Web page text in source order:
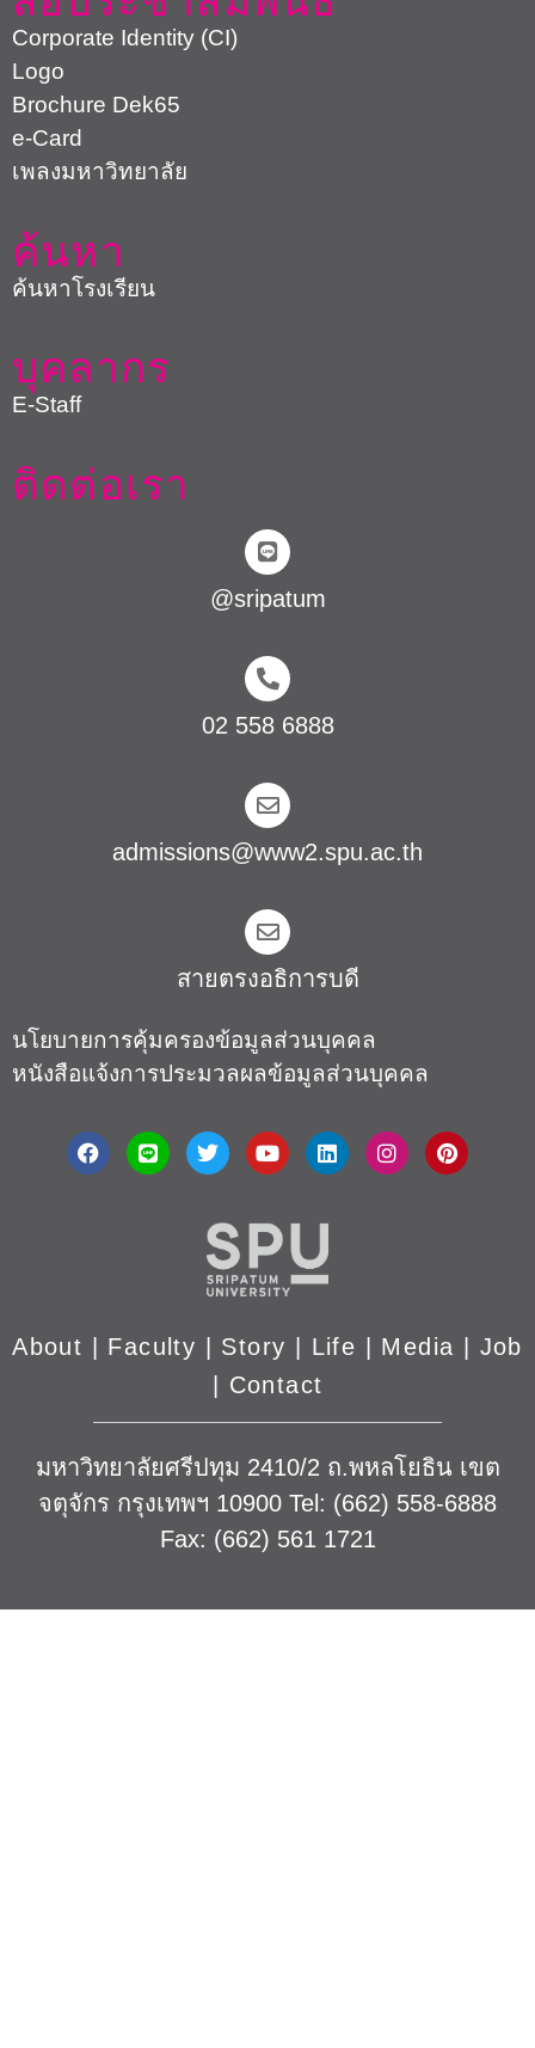
Corporate Identity (CI)
Logo
Brochure Dek65
e-Card
เพลงมหาวิทยาลัย
ค้นหา
ค้นหาโรงเรียน
บุคลากร
E-Staff
ติดต่อเรา
@sripatum
02 558 6888
admissions@www2.spu.ac.th
สายตรงอธิการบดี​
นโยบายการคุ้มครองข้อมูลส่วนบุคคล
หนังสือแจ้งการประมวลผลข้อมูลส่วนบุคคล
About | Faculty | Story | Life | Media | Job
| Contact
มหาวิทยาลัยศรีปทุม 2410/2 ถ.พหลโยธิน เขต
จตุจักร กรุงเทพฯ 10900 Tel: (662) 558-6888
Fax: (662) 561 1721